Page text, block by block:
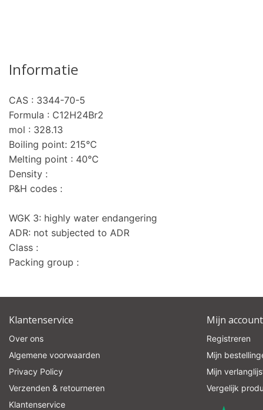
Informatie
CAS : 3344-70-5
Formula : C12H24Br2
mol : 328.13
Boiling point: 215°C
Melting point : 40°C
Density :
P&H codes :
WGK 3: highly water endangering
ADR: not subjected to ADR
Class :
Packing group :
Klantenservice
Over ons
Algemene voorwaarden
Privacy Policy
Verzenden & retourneren
Klantenservice
Mijn account
Registreren
Mijn
Mijn
Vergelijk